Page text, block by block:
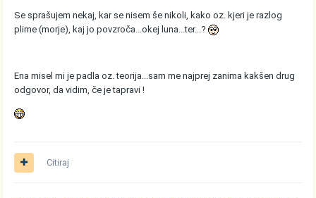
Se sprašujem nekaj, kar se nisem še nikoli, kako oz. kjeri je razlog
plime (morje), kaj jo povzroča...okej luna...ter...?
Ena misel mi je padla oz. teorija...sam me najprej zanima kakšen drug
odgovor, da vidim, če je tapravi !
Citiraj